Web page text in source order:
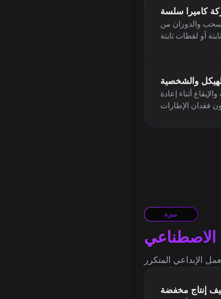
كاميرا سلسة
والدوران من
والشخصية
أثناء إعادة
ميزة
الاصطناعي
إنتاج مخفضة